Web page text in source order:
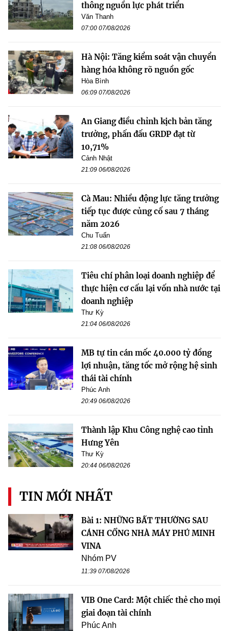
thông nguồn lực phát triển
Văn Thanh
07:00 07/08/2026
Hà Nội: Tăng kiểm soát vận chuyển
hàng hóa không rõ nguồn gốc
Hòa Bình
06:09 07/08/2026
An Giang điều chỉnh kịch bản tăng
trưởng, phấn đấu GRDP đạt từ
10,71%
Cảnh Nhật
21:09 06/08/2026
Cà Mau: Nhiều động lực tăng trưởng
tiếp tục được củng cố sau 7 tháng
năm 2026
Chu Tuấn
21:08 06/08/2026
Tiêu chí phân loại doanh nghiệp để
thực hiện cơ cấu lại vốn nhà nước tại
doanh nghiệp
Thư Kỳ
21:04 06/08/2026
MB tự tin cán mốc 40.000 tỷ đồng
lợi nhuận, tăng tốc mở rộng hệ sinh
thái tài chính
Phúc Anh
20:49 06/08/2026
Thành lập Khu Công nghệ cao tỉnh
Hưng Yên
Thư Kỳ
20:44 06/08/2026
TIN MỚI NHẤT
Bài 1: NHỮNG BẤT THƯỜNG SAU
CÁNH CỔNG NHÀ MÁY PHÚ MINH
VINA
Nhóm PV
11:39 07/08/2026
VIB One Card: Một chiếc thẻ cho mọi
giai đoạn tài chính
Phúc Anh